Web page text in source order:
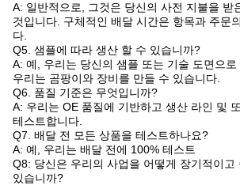
A: 일반적으로, 그것은 당신의 사전 지불을 받
것입니다. 구체적인 배달 시간은 항목과 주문
다.
Q5. 샘플에 따라 생산 할 수 있습니까?
A: 예, 우리는 당신의 샘플 또는 기술 도면으로
우리는 곰팡이와 장비를 만들 수 있습니다.
Q6. 품질 기준은 무엇입니까?
A: 우리는 OE 품질에 기반하고 생산 라인 및
테스트합니다.
Q7. 배달 전 모든 상품을 테스트하나요?
A: 예, 우리는 배달 전에 100% 테스트
Q8: 당신은 우리의 사업을 어떻게 장기적이고
있습니까?